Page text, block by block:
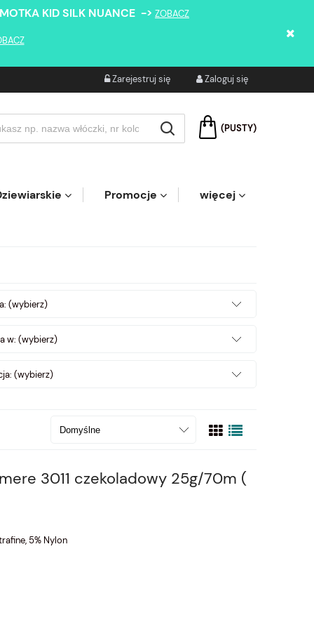
KID SILK NUANCE -> ZOBACZ
Zarejestruj się Zaloguj się
(PUSTY)
Promocje więcej
(wybierz)
w: (wybierz)
(wybierz)
3011 czekoladowy 25g/70m (
5% Nylon